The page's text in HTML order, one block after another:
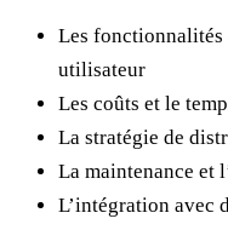
Les fonctionnalités
utilisateur
Les coûts et le
La stratégie de
La maintenance et
L’intégration avec